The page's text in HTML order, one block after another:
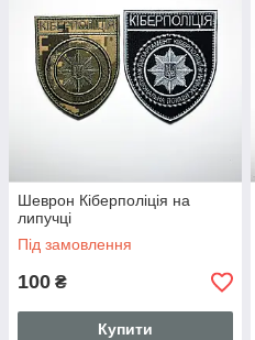
Шеврон Кіберполіція на
липучці
Під замовлення
100 ₴
Купити